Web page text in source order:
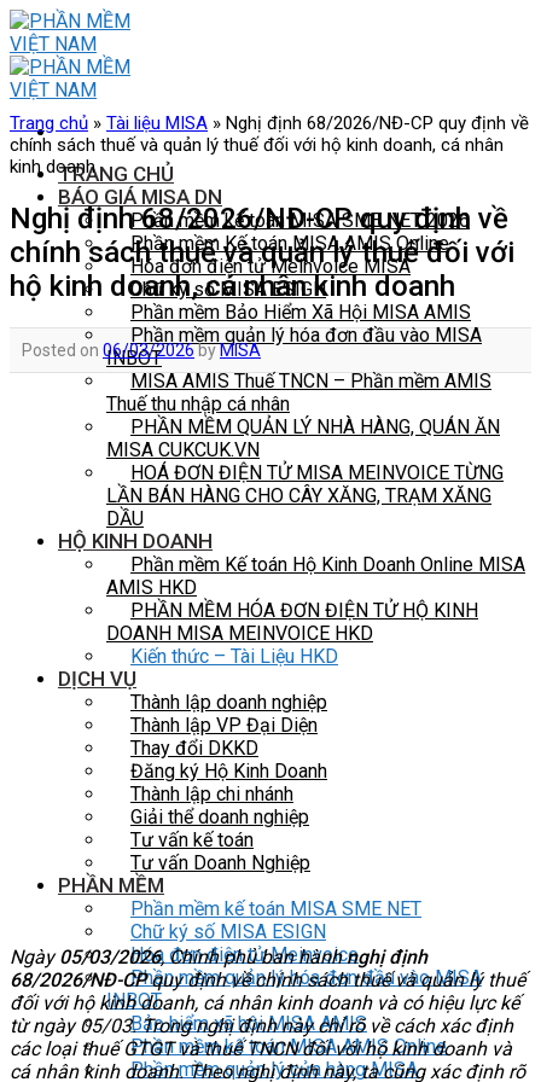
Skip
to
content
TRANG CHỦ
BÁO GIÁ MISA DN
Phần mềm kế toán MISA SME NET 2026
Phần mềm Kế toán MISA AMIS Online
Hóa đơn điện tử Meinvoice MISA
Chữ ký số MISA ESIGN
Phần mềm Bảo Hiểm Xã Hội MISA AMIS
Phần mềm quản lý hóa đơn đầu vào MISA
INBOT
MISA AMIS Thuế TNCN – Phần mềm AMIS
Thuế thu nhập cá nhân
PHẦN MỀM QUẢN LÝ NHÀ HÀNG, QUÁN ĂN
MISA CUKCUK.VN
HOÁ ĐƠN ĐIỆN TỬ MISA MEINVOICE TỪNG
LẦN BÁN HÀNG CHO CÂY XĂNG, TRẠM XĂNG
DẦU
HỘ KINH DOANH
Phần mềm Kế toán Hộ Kinh Doanh Online MISA
AMIS HKD
PHẦN MỀM HÓA ĐƠN ĐIỆN TỬ HỘ KINH
DOANH MISA MEINVOICE HKD
Kiến thức – Tài Liệu HKD
DỊCH VỤ
Thành lập doanh nghiệp
Thành lập VP Đại Diện
Thay đổi DKKD
Đăng ký Hộ Kinh Doanh
Thành lập chi nhánh
Giải thể doanh nghiệp
Tư vấn kế toán
Tư vấn Doanh Nghiệp
PHẦN MỀM
Phần mềm kế toán MISA SME NET
Chữ ký số MISA ESIGN
Hóa đơn điện tử Meinvoice
Phần mềm quản lý hóa đơn đầu vào MISA
INBOT
Bảo hiểm xã hội MISA AMIS
Phần mềm kế toán MISA AMIS Online
Phần mềm quản lý cửa hàng MISA
Trang chủ » Tài liệu MISA » Nghị định 68/2026/NĐ-CP quy định về
chính sách thuế và quản lý thuế đối với hộ kinh doanh, cá nhân
kinh doanh
Nghị định 68/2026/NĐ-CP quy định về
chính sách thuế và quản lý thuế đối với
hộ kinh doanh, cá nhân kinh doanh
Posted on 06/03/2026byMISA
Ngày05/03/2026, Chính phủ ban hànhnghị định
68/2026/NĐ-CPquy định về chính sách thuế và quản lý thuế
đối với hộ kinh doanh, cá nhân kinh doanh và có hiệu lực kế
từ ngày 05/03. Trong nghị định này chỉ rõ về cách xác định
các loại thuế GTGT và thuế TNCN đối với hộ kinh doanh và
cá nhân kinh doanh. Theo nghị định này, ta cũng xác định rõ